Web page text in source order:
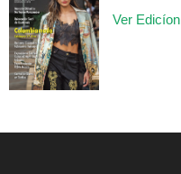
Ver Edicíon